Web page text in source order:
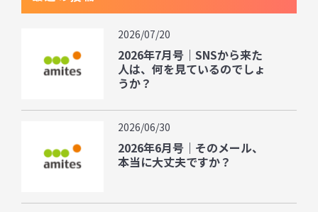
2026/07/20
2026年7月号｜SNSから来た
人は、何を見ているのでしょ
うか？
2026/06/30
2026年6月号｜そのメール、
本当に大丈夫ですか？